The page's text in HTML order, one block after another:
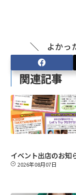
よかっ
関連記事
イベント出店のお知
2026年08月07日